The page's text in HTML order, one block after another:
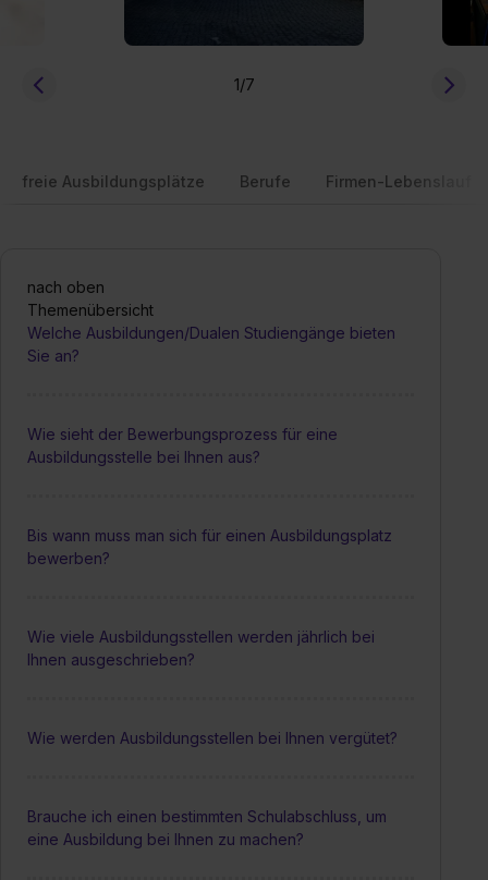
1/7
freie Ausbildungsplätze Berufe Firmen-Lebenslauf
nach oben
Themenübersicht
Welche Ausbildungen/Dualen Studiengänge bieten
Sie an?
Wie sieht der Bewerbungsprozess für eine
Ausbildungsstelle bei Ihnen aus?
Bis wann muss man sich für einen Ausbildungsplatz
bewerben?
Wie viele Ausbildungsstellen werden jährlich bei
Ihnen ausgeschrieben?
Wie werden Ausbildungsstellen bei Ihnen vergütet?
Brauche ich einen bestimmten Schulabschluss, um
eine Ausbildung bei Ihnen zu machen?